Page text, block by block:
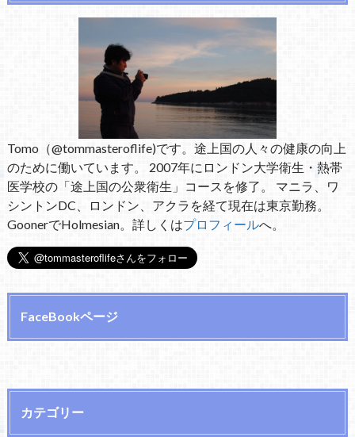
Tomo（@tommasteroflife)です。途上国の人々の健康の向上
のために働いています。 2007年にロンドン大学衛生・熱帯
医学校の「途上国の公衆衛生」コースを修了。 マニラ、ワ
シントンDC、ロンドン、アクラを経て現在は東京勤務。
GoonerでHolmesian。詳しくはプロフィールへ。
FaceBookページ
カテゴリー